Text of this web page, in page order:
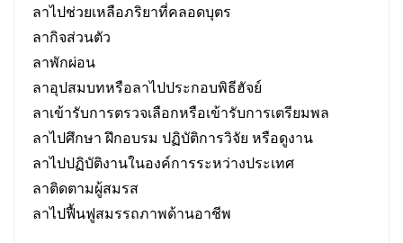
ลาไปช่วยเหลือภริยาที่คลอดบุตร
ลากิจส่วนตัว
ลาพักผ่อน
ลาอุปสมบทหรือลาไปประกอบพิธีฮัจย์
ลาเข้ารับการตรวจเลือกหรือเข้ารับการเตรียมพล
ลาไปศึกษา ฝึกอบรม ปฏิบัติการวิจัย หรือดูงาน
ลาไปปฏิบัติงานในองค์การระหว่างประเทศ
ลาติดตามผู้สมรส
ลาไปฟื้นฟูสมรรถภาพด้านอาชีพ